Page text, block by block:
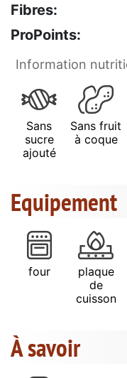
Fibres:
ProPoints:
Information
Sans
sucre
ajouté
Sans fruit
à coque
Equipement
four
plaque
de
cuisson
À savoir